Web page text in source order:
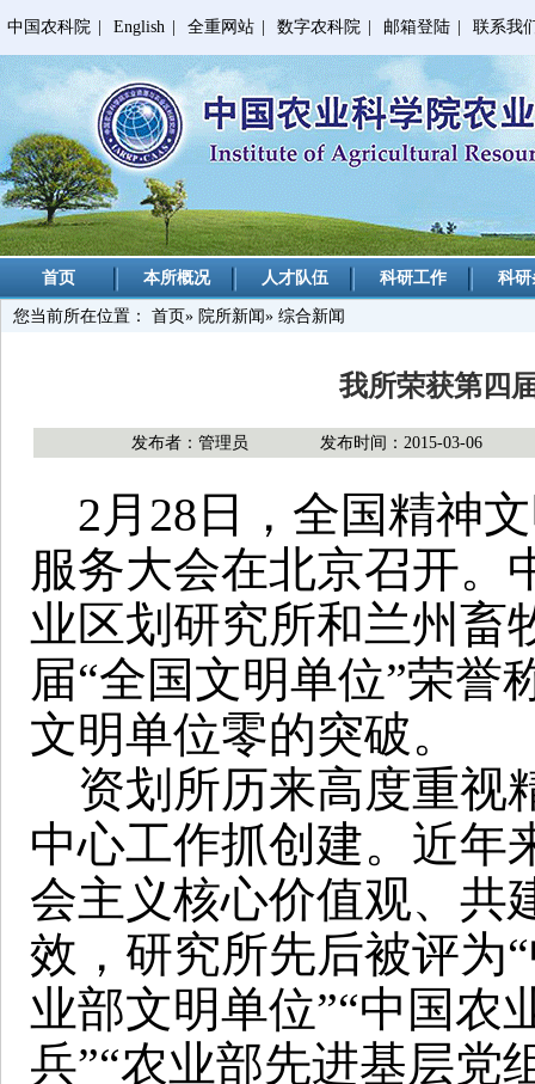
中国农科院 English 全重网站 数字农科院 邮箱登陆 联系我
首页 本所概况 人才队伍 科研工作 科
您当前所在位置： 首页» 院所新闻» 综合新闻
我所荣获第四
发布者：管理员 发布时间：2015-03-06
2月28日，全国精神
服务大会在北京召开。
业区划研究所和兰州畜
届“全国文明单位”荣誉
文明单位零的突破。
资划所历来高度重视
中心工作抓创建。近年
会主义核心价值观、共
效，研究所先后被评为
业部文明单位”“中国农
兵”“农业部先进基层党